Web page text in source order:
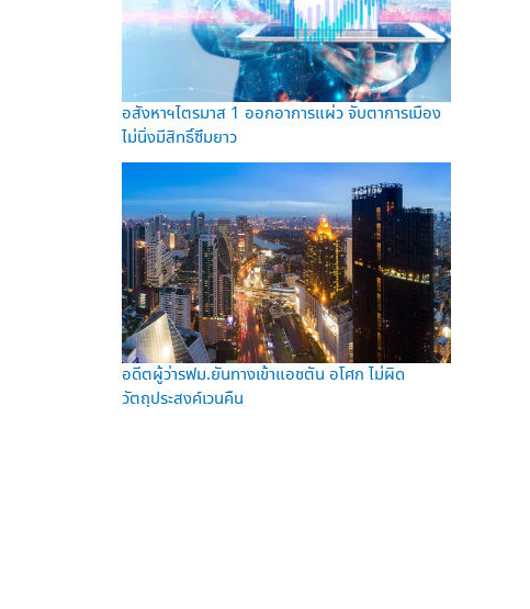
อสังหาฯไตรมาส 1 ออกอาการแผ่ว จับตาการเมือง
ไม่นิ่งมีสิทธิ์ซึมยาว
อดีตผู้ว่ารฟม.ยันทางเข้าแอชตัน อโศก ไม่ผิด
วัตถุประสงค์เวนคืน